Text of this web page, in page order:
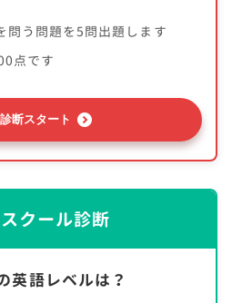
問う問題を5問出題します
点です
断スタート
クール診断
英語レベルは？